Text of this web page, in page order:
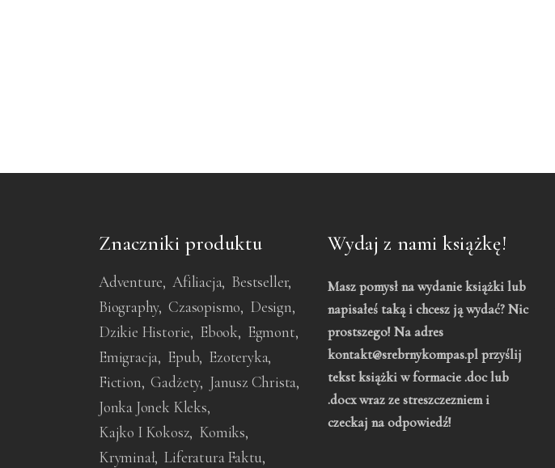
Znaczniki produktu
Adventure Afiliacja Bestseller
Biography Czasopismo
Design
Dzikie Historie
Ebook
Egmont
Emigracja
Epub Ezoteryka
Fiction Gadżety Janusz Christa
Jonka Jonek Kleks
Kajko I Kokosz Komiks
Kryminał Liferatura Faktu
Wydaj z nami książkę!
Masz pomysł na wydanie książki lub
napisałeś taką i chcesz ją wydać? Nic
prostszego! Na adres
kontakt@srebrnykompas.pl przyślij
tekst książki w formacie .doc lub
.docx wraz ze streszczezniem i
czeckaj na odpowiedź!